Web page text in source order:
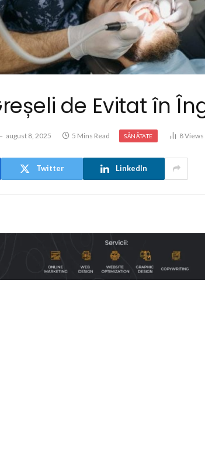
de Evitat în
august 8, 2025 5 Mins Read SĂNĂTATE 8Views
Twitter LinkedIn